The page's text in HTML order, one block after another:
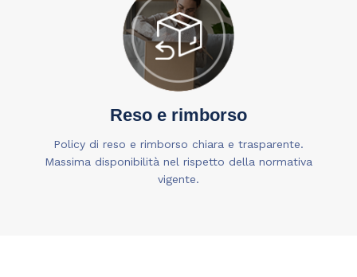
Reso e rimborso
Policy di reso e rimborso chiara e trasparente.
Massima disponibilità nel rispetto della normativa
vigente.